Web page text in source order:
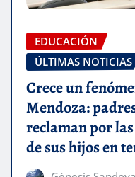
EDUCACIÓN
ÚLTIMAS NOTICIAS
Crece un
Mendoza:
reclaman por
de sus hijos en